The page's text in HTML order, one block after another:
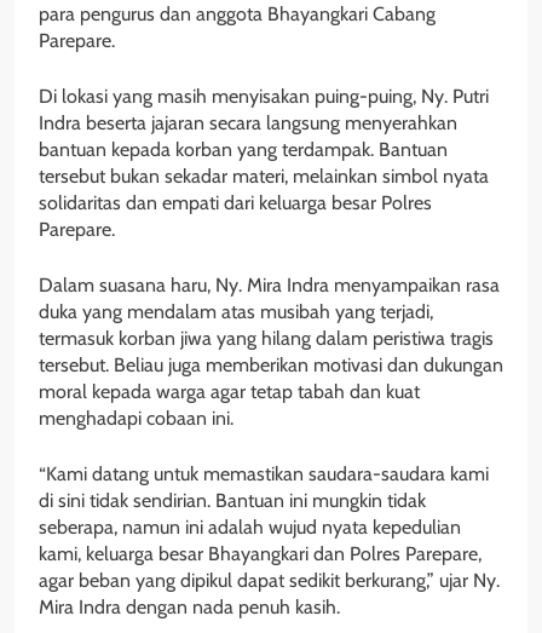
para pengurus dan anggota Bhayangkari Cabang
Parepare.
Di lokasi yang masih menyisakan puing-puing, Ny. Putri
Indra beserta jajaran secara langsung menyerahkan
bantuan kepada korban yang terdampak. Bantuan
tersebut bukan sekadar materi, melainkan simbol nyata
solidaritas dan empati dari keluarga besar Polres
Parepare.
Dalam suasana haru, Ny. Mira Indra menyampaikan rasa
duka yang mendalam atas musibah yang terjadi,
termasuk korban jiwa yang hilang dalam peristiwa tragis
tersebut. Beliau juga memberikan motivasi dan dukungan
moral kepada warga agar tetap tabah dan kuat
menghadapi cobaan ini.
“Kami datang untuk memastikan saudara-saudara kami
di sini tidak sendirian. Bantuan ini mungkin tidak
seberapa, namun ini adalah wujud nyata kepedulian
kami, keluarga besar Bhayangkari dan Polres Parepare,
agar beban yang dipikul dapat sedikit berkurang,” ujar Ny.
Mira Indra dengan nada penuh kasih.